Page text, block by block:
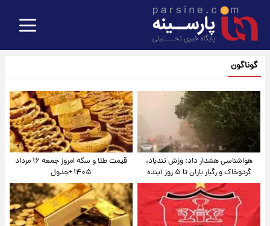
گوناگون
هواشناسی هشدار داد: وزش تندباد،
گردوخاک و رگبار باران تا ۵ روز آینده
قیمت طلا و سکه امروز جمعه ۱۶ مرداد
۱۴۰۵ +جدول